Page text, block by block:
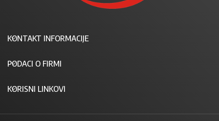
KONTAKT INFORMACIJE
PODACI O FIRMI
KORISNI LINKOVI